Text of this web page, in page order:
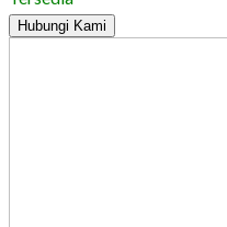
Hubungi Kami